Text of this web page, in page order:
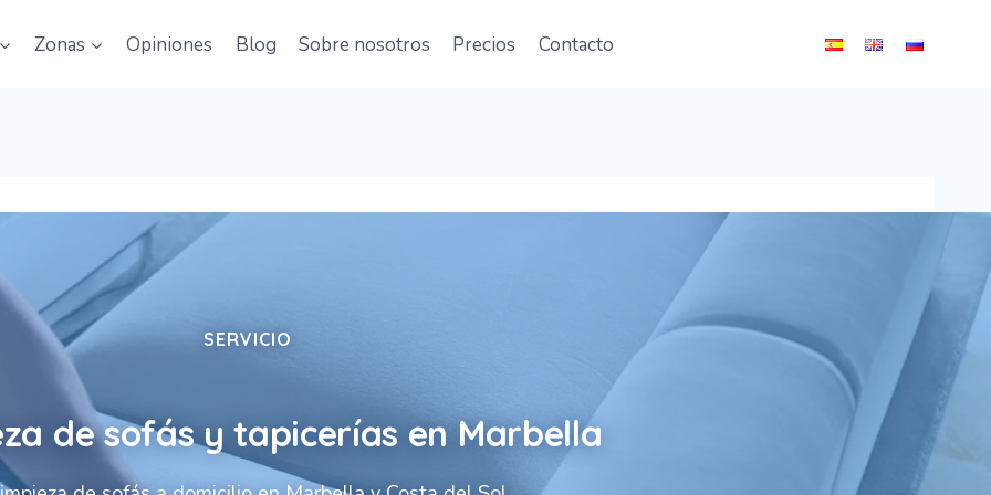
Zonas Opiniones Blog Sobre nosotros Precios Contacto
SERVICIO
de sofás y tapicerías en Marbella